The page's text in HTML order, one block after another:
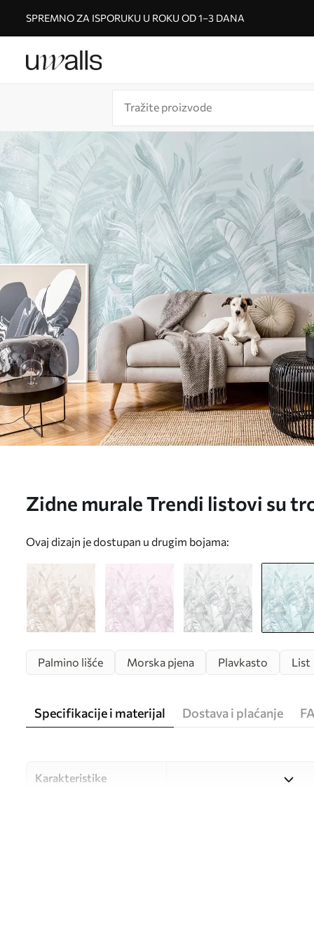
SPREMNO ZA ISPORUKU U ROKU OD 1–3 DANA
Zidne murale Trendi listovi su
Ovaj dizajn je dostupan u drugim bojama:
Palmino lišće Morska pjena Plavkasto List
Specifikacije i materijal Dostava i plaćanje
Karakteristike